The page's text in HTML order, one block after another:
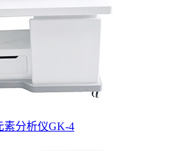
素分析仪GK-4